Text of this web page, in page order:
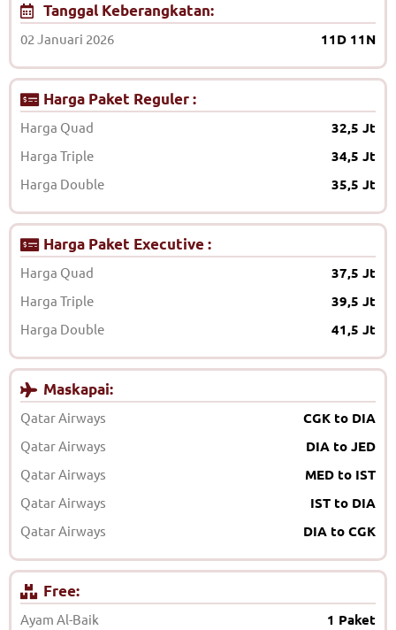
Tanggal Keberangkatan:
02 Januari 2026 11D 11N
Harga Paket Reguler :
Harga Quad 32,5 Jt
Harga Triple 34,5 Jt
Harga Double 35,5 Jt
Harga Paket Executive :
Harga Quad 37,5 Jt
Harga Triple 39,5 Jt
Harga Double 41,5 Jt
Maskapai:
Qatar Airways CGK to DIA
Qatar Airways DIA to JED
Qatar Airways MED to IST
Qatar Airways IST to DIA
Qatar Airways DIA to CGK
Free:
Ayam Al-Baik 1 Paket